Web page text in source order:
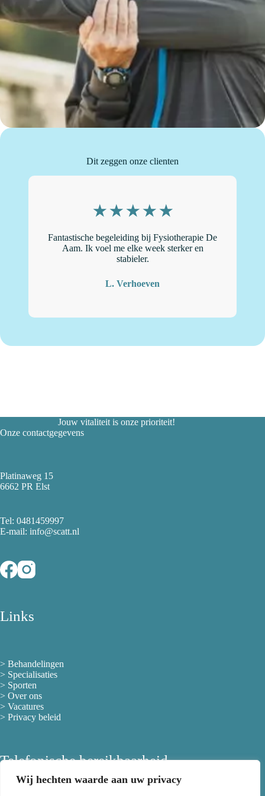
Wij hechten waarde aan uw privacy
Dit zeggen onze clienten
Fantastische begeleiding bij Fysiotherapie De
Aam. Ik voel me elke week sterker en
stabieler.
L. Verhoeven
Jouw vitaliteit is onze prioriteit!
Onze contactgegevens
Platinaweg 15
6662 PR Elst
Tel: 0481459997
E-mail: info@scatt.nl
Links
> Behandelingen
> Specialisaties
> Sporten
> Over ons
> Vacatures
> Privacy beleid
Telefonische bereikbaarheid